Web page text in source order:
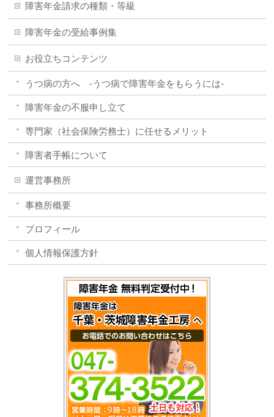
障害年金請求の種類・等級
障害年金の受給事例集
お役立ちコンテンツ
うつ病の方へ -うつ病で障害年金をもらうには-
障害年金の不服申し立て
専門家（社会保険労務士）に任せるメリット
障害者手帳について
運営事務所
事務所概要
プロフィール
個人情報保護方針